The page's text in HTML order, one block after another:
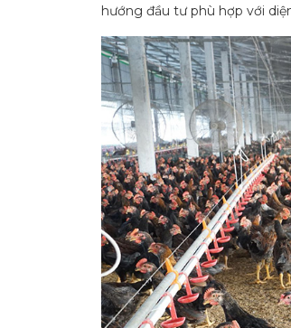
hướng đầu tư phù hợp với